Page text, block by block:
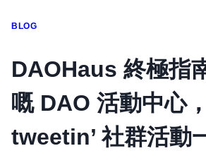
โทรศัพท์มือถือ
โทรศัพท์มือถือ
อุปกรณ์เสริมโทรศัพท์
BLOG
DAOHaus 終極指
嘅 DAO 活動中心
tweetin’ 社群活動